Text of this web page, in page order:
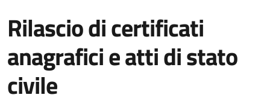
Rilascio di certificati
anagrafici e atti di stato
civile